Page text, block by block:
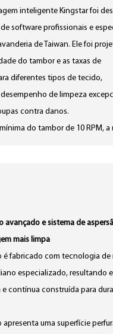
inteligente Kingstar foi
software profissionais e
de Taiwan. Ele foi
do tambor e as taxas de
diferentes tipos de tecido,
de limpeza
contra danos.
do tambor de 10 RPM, a
70 programas de lavagem
configurações definidas
ao toque de 12,1
automática de detergente e
execução completa do ciclo.
lavagem permite configurações
base nas características do
de lavagem principal,
duração e
avançado e sistema de
mais limpa
é fabricado com tecnologia de
especializado, resultando
e contínua construída para
uma superfície